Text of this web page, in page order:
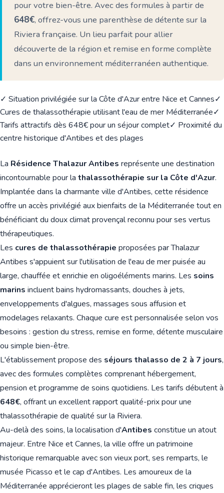
pour votre bien-être. Avec des formules à partir de
648€, offrez-vous une parenthèse de détente sur la
Riviera française. Un lieu parfait pour allier
découverte de la région et remise en forme complète
dans un environnement méditerranéen authentique.
✓ Situation privilégiée sur la Côte d'Azur entre Nice et Cannes✓
Cures de thalassothérapie utilisant l'eau de mer Méditerranée✓
Tarifs attractifs dès 648€ pour un séjour complet✓ Proximité du
centre historique d'Antibes et des plages
La Résidence Thalazur Antibes représente une destination
incontournable pour la thalassothérapie sur la Côte d'Azur.
Implantée dans la charmante ville d'Antibes, cette résidence
offre un accès privilégié aux bienfaits de la Méditerranée tout en
bénéficiant du doux climat provençal reconnu pour ses vertus
thérapeutiques.
Les cures de thalassothérapie proposées par Thalazur
Antibes s'appuient sur l'utilisation de l'eau de mer puisée au
large, chauffée et enrichie en oligoéléments marins. Les soins
marins incluent bains hydromassants, douches à jets,
enveloppements d'algues, massages sous affusion et
modelages relaxants. Chaque cure est personnalisée selon vos
besoins : gestion du stress, remise en forme, détente musculaire
ou simple bien-être.
L'établissement propose des séjours thalasso de 2 à 7 jours,
avec des formules complètes comprenant hébergement,
pension et programme de soins quotidiens. Les tarifs débutent à
648€, offrant un excellent rapport qualité-prix pour une
thalassothérapie de qualité sur la Riviera.
Au-delà des soins, la localisation d'Antibes constitue un atout
majeur. Entre Nice et Cannes, la ville offre un patrimoine
historique remarquable avec son vieux port, ses remparts, le
musée Picasso et le cap d'Antibes. Les amoureux de la
Méditerranée apprécieront les plages de sable fin, les criques